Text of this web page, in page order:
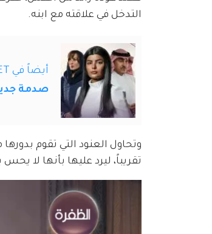
التدخل في علاقته مع ابنه.
أيضاً في ET بالعربي
صدمة
وتحاول العنود التي تقوم
تقريباً، ليرد عليها بأنها لا